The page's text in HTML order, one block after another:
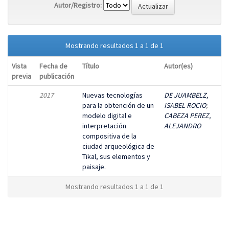
Autor/Registro:
Mostrando resultados 1 a 1 de 1
Vista
previa
Fecha de
publicación
Título Autor(es)
2017
Nuevas tecnologías
para la obtención de un
modelo digital e
interpretación
compositiva de la
ciudad arqueológica de
Tikal, sus elementos y
paisaje.
DE JUAMBELZ,
ISABEL ROCIO;
CABEZA PEREZ,
ALEJANDRO
Mostrando resultados 1 a 1 de 1